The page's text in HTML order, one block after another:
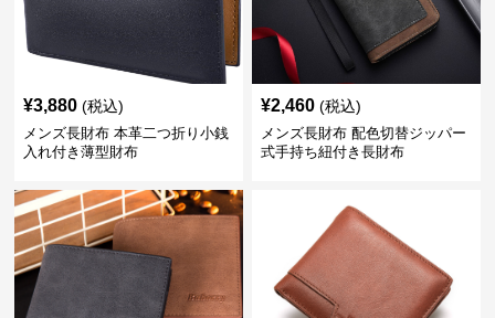
¥3,880 (税込)
メンズ長財布 本革二つ折り小銭
入れ付き薄型財布
¥2,460 (税込)
メンズ長財布 配色切替ジッパー
式手持ち紐付き長財布